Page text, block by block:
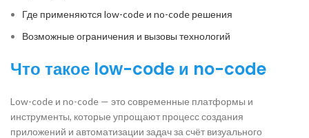
Где применяются low-code и no-code решения
Возможные ограничения и вызовы технологий
Что такое low-code и no-code
Low-code и no-code — это современные платформы и
инструменты, которые упрощают процесс создания
приложений и автоматизации задач за счёт визуального